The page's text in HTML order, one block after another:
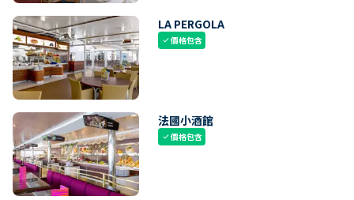
LA PERGOLA
check價格包含
法國小酒館
check價格包含